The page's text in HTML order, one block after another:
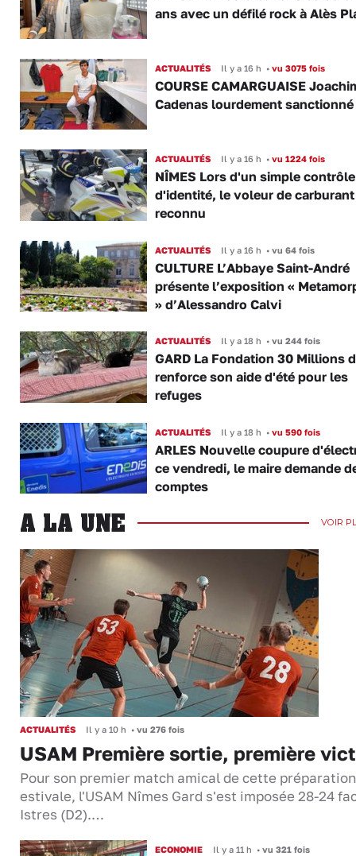
ans avec un défilé rock à Alès
ACTUALITÉS Il y a 16 h •vu 3075 fois
COURSE CAMARGUAISE
Cadenas lourdement sanctionné
ACTUALITÉS Il y a 16 h •vu 1224 fois
NÎMES Lors d'un simple contrôle
d'identité, le voleur de
reconnu
ACTUALITÉS Il y a 16 h •vu 64 fois
CULTURE L’Abbaye Saint-André
présente l’exposition «
» d’Alessandro Calvi
ACTUALITÉS Il y a 18 h •vu 244 fois
GARD La Fondation 30 Millions
renforce son aide d'été pour les
refuges
ACTUALITÉS Il y a 18 h •vu 590 fois
ARLES Nouvelle coupure
ce vendredi, le maire demande
comptes
A LA UNE VOIR
ACTUALITÉS Il y a 10 h • vu 276 fois
USAM Première sortie, première
Pour son premier match amical de cette préparation
estivale, l'USAM Nîmes Gard s'est imposée 28-24
Istres (D2).…
ECONOMIE Il y a 11 h •vu 321 fois